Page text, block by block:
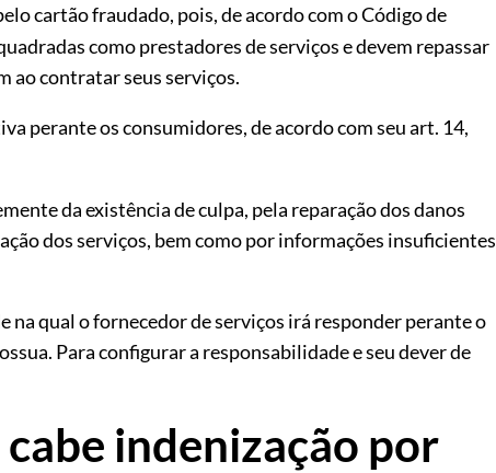
cartão fraudado, pois, de acordo com o Código de
como prestadores de serviços e devem repassar
ao contratar seus serviços.
perante os consumidores, de acordo com seu art. 14,
da existência de culpa, pela reparação dos danos
dos serviços, bem como por informações insuficientes
qual o fornecedor de serviços irá responder perante o
Para configurar a responsabilidade e seu dever de
indenização por